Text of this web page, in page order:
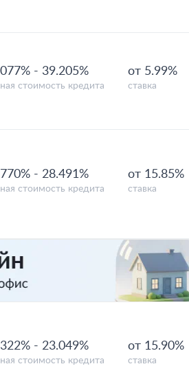
- 39.205%
стоимость кредита
от 5.99%
ставка
- 28.491%
стоимость кредита
от 15.85%
ставка
- 23.049%
стоимость кредита
от 15.90%
ставка